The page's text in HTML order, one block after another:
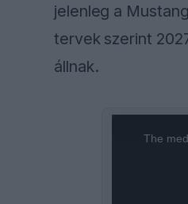
jelenleg a
tervek szerint
állnak.
The